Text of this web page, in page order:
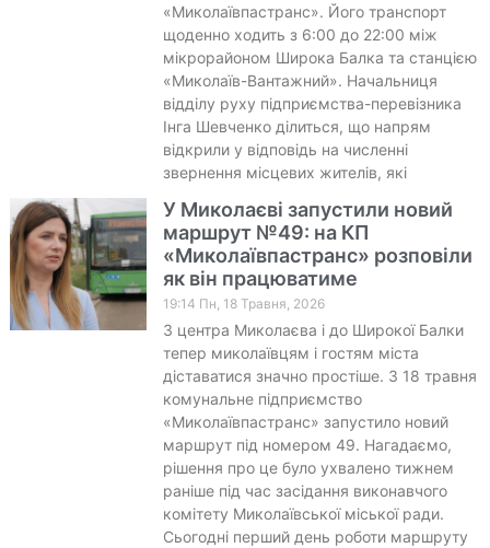
«Миколаївпастранс». Його транспорт
щоденно ходить з 6:00 до 22:00 між
мікрорайоном Широка Балка та станцією
«Миколаїв-Вантажний». Начальниця
відділу руху підприємства-перевізника
Інга Шевченко ділиться, що напрям
відкрили у відповідь на численні
звернення місцевих жителів, які
У Миколаєві запустили новий
маршрут №49: на КП
«Миколаївпастранс» розповіли
як він працюватиме
19:14 Пн, 18 Травня, 2026
З центра Миколаєва і до Широкої Балки
тепер миколаївцям і гостям міста
діставатися значно простіше. З 18 травня
комунальне підприємство
«Миколаївпастранс» запустило новий
маршрут під номером 49. Нагадаємо,
рішення про це було ухвалено тижнем
раніше під час засідання виконавчого
комітету Миколаївської міської ради.
Сьогодні перший день роботи маршруту